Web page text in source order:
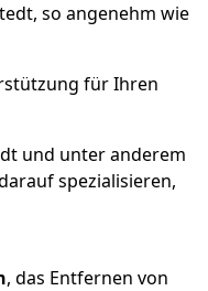
so angenehm wie
für Ihren
und unter anderem
spezialisieren,
, das Entfernen von